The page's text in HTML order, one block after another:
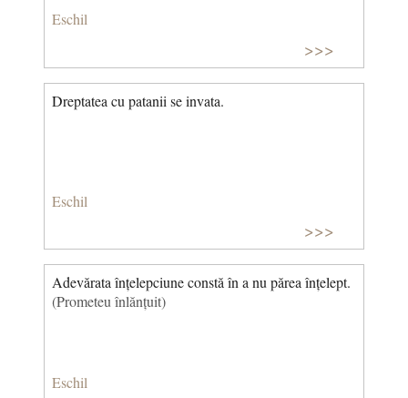
Eschil
>>>
Dreptatea cu patanii se invata.
Eschil
>>>
Adevărata înțelepciune constă în a nu părea înțelept.
(Prometeu înlănțuit)
Eschil